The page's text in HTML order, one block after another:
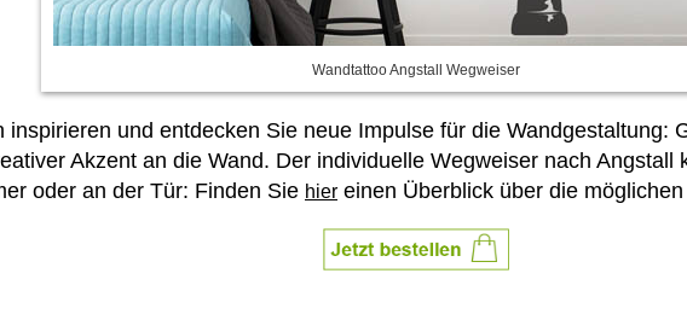
Wandtattoo Angstall Wegweiser
und entdecken Sie neue Impulse für die Wandgestaltung:
Akzent an die Wand. Der individuelle Wegweiser nach
oder an der Tür: Finden Sie hier einen Überblick über die